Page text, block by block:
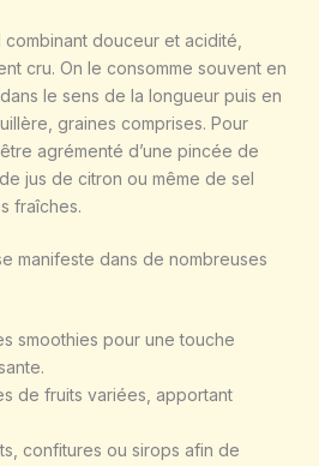
douceur et acidité,
cru. On le consomme souvent en
le sens de la longueur puis en
graines comprises. Pour
agrémenté d’une pincée de
jus de citron ou même de sel
fraîches.
manifeste dans de nombreuses
smoothies pour une touche
de fruits variées, apportant
confitures ou sirops afin de